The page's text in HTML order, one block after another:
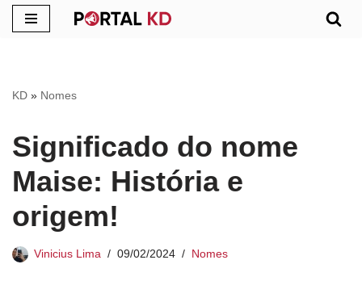
conteúdo
KD » Nomes
Significado do nome
Maise: História e
origem!
Vinicius Lima 09/02/2024 Nomes